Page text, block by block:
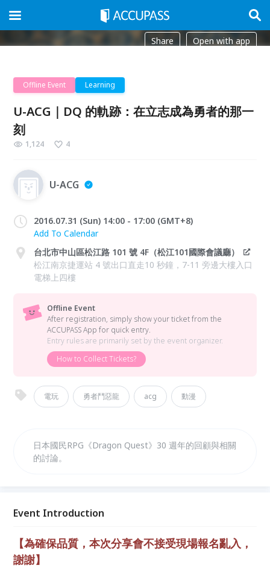
Share Open with app
Offline Event Learning
U-ACG｜DQ 的軌跡：在立志成為勇者的那一
刻
1,124 4
U-ACG
2016.07.31 (Sun) 14:00 - 17:00 (GMT+8)
Add To Calendar
台北市中山區松江路 101 號 4F（松江101國際會議廳）
松江南京捷運站 4 號出口直走10 秒鐘，7-11 旁邊大樓入口
電梯上四樓
Offline Event
After registration, simply show your ticket from the
ACCUPASS App for quick entry.
Entry rules are primarily set by the event organizer.
How to Collect Tickets?
電玩 勇者鬥惡龍 acg 動漫
日本國民RPG《Dragon Quest》30 週年的回顧與相關
的討論。
Event Introduction
【為確保品質，本次分享會不接受現場報名亂入，
謝謝】